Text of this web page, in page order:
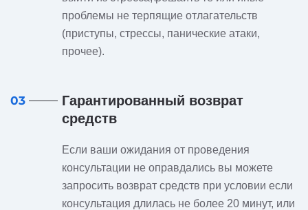
проблемы не терпящие отлагательств
(приступы, стрессы, панические атаки,
прочее).
03
Гарантированный возврат
средств
Если ваши ожидания от проведения
консультации не оправдались вы можете
запросить возврат средств при условии если
консультация длилась не более 20 минут, или